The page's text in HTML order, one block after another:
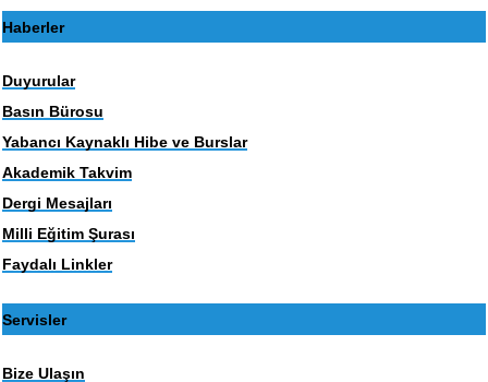
Haberler
Duyurular
Basın Bürosu
Yabancı Kaynaklı Hibe ve Burslar
Akademik Takvim
Dergi Mesajları
Milli Eğitim Şurası
Faydalı Linkler
Servisler
Bize Ulaşın